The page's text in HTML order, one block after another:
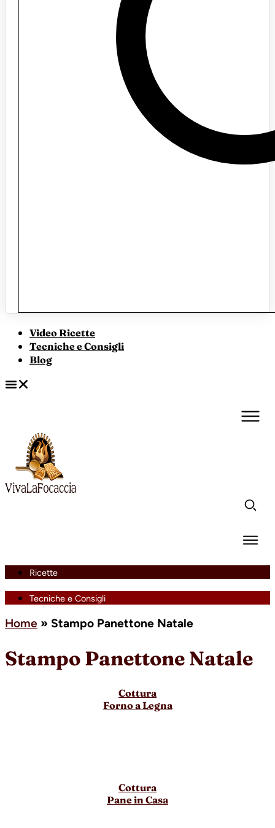
Video Ricette
Tecniche e Consigli
Blog
Ricette
Tecniche e Consigli
Home » Stampo Panettone Natale
Stampo Panettone Natale
Cottura
Forno a Legna
Cottura
Pane in Casa